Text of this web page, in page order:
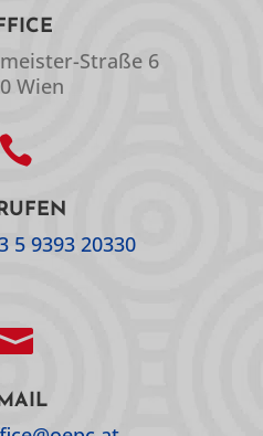
Straße 6
Wien

5 9393 20330